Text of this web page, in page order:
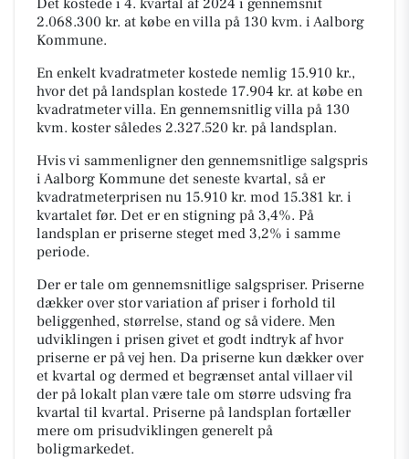
2.068.300 kr. at købe en villa på 130 kvm. i Aalborg
Kommune.
En enkelt kvadratmeter kostede nemlig 15.910 kr.,
hvor det på landsplan kostede 17.904 kr. at købe en
kvadratmeter villa. En gennemsnitlig villa på 130
kvm. koster således 2.327.520 kr. på landsplan.
Hvis vi sammenligner den gennemsnitlige salgspris
i Aalborg Kommune det seneste kvartal, så er
kvadratmeterprisen nu 15.910 kr. mod 15.381 kr. i
kvartalet før. Det er en stigning på 3,4%. På
landsplan er priserne steget med 3,2% i samme
periode.
Der er tale om gennemsnitlige salgspriser. Priserne
dækker over stor variation af priser i forhold til
beliggenhed, størrelse, stand og så videre. Men
udviklingen i prisen givet et godt indtryk af hvor
priserne er på vej hen. Da priserne kun dækker over
et kvartal og dermed et begrænset antal villaer vil
der på lokalt plan være tale om større udsving fra
kvartal til kvartal. Priserne på landsplan fortæller
mere om prisudviklingen generelt på
boligmarkedet.